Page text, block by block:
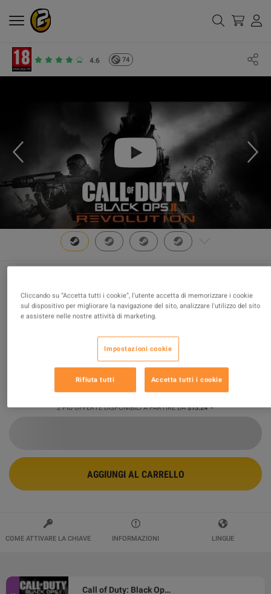
4.6 74
Call of Duty: Black Ops II - Revolution
DLC Steam Altergift
$13.24 $17.39
2 PIÙ OFFERTE DISPONIBILI A PARTIRE DA $13.24
AGGIUNGI AL CARRELLO
COME ATTIVARE LA CHIAVE INFORMAZIONI LINGUE
Call of Duty: Black Ops II - Season Pass DLC Steam Altergift
Cliccando su “Accetta tutti i cookie”, l'utente accetta di memorizzare i cookie
sul dispositivo per migliorare la navigazione del sito, analizzare l'utilizzo del sito
e assistere nelle nostre attività di marketing.
Impostazioni cookie
Rifiuta tutti Accetta tutti i cookie